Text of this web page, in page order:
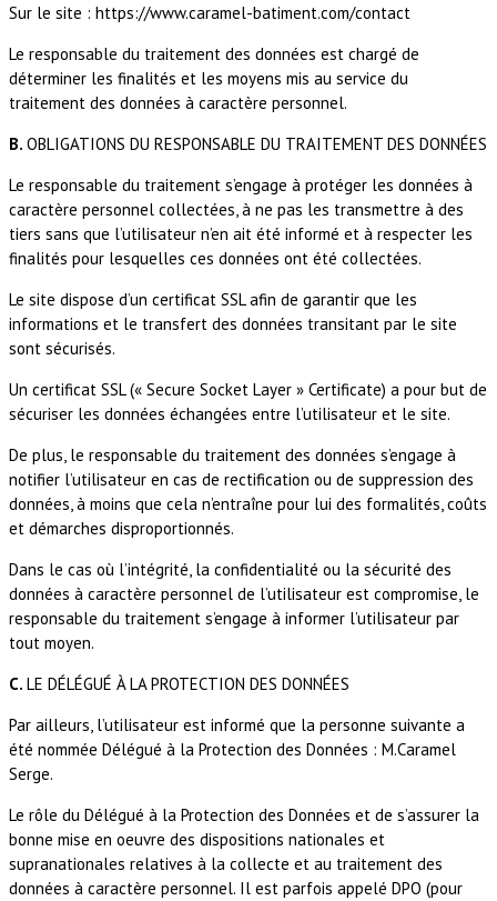
Sur le site : https://www.caramel-batiment.com/contact
Le responsable du traitement des données est chargé de
déterminer les finalités et les moyens mis au service du
traitement des données à caractère personnel.
B. OBLIGATIONS DU RESPONSABLE DU TRAITEMENT DES DONNÉES
Le responsable du traitement s’engage à protéger les données à
caractère personnel collectées, à ne pas les transmettre à des
tiers sans que l’utilisateur n’en ait été informé et à respecter les
finalités pour lesquelles ces données ont été collectées.
Le site dispose d’un certificat SSL afin de garantir que les
informations et le transfert des données transitant par le site
sont sécurisés.
Un certificat SSL (« Secure Socket Layer » Certificate) a pour but de
sécuriser les données échangées entre l’utilisateur et le site.
De plus, le responsable du traitement des données s’engage à
notifier l’utilisateur en cas de rectification ou de suppression des
données, à moins que cela n’entraîne pour lui des formalités, coûts
et démarches disproportionnés.
Dans le cas où l’intégrité, la confidentialité ou la sécurité des
données à caractère personnel de l’utilisateur est compromise, le
responsable du traitement s’engage à informer l’utilisateur par
tout moyen.
C. LE DÉLÉGUÉ À LA PROTECTION DES DONNÉES
Par ailleurs, l’utilisateur est informé que la personne suivante a
été nommée Délégué à la Protection des Données : M.Caramel
Serge.
Le rôle du Délégué à la Protection des Données et de s’assurer la
bonne mise en oeuvre des dispositions nationales et
supranationales relatives à la collecte et au traitement des
données à caractère personnel. Il est parfois appelé DPO (pour